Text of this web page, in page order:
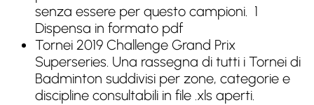
senza essere per questo campioni. 1
Dispensa in formato pdf
Tornei 2019 Challenge Grand Prix
Superseries. Una rassegna di tutti i Tornei di
Badminton suddivisi per zone, categorie e
discipline consultabili in file .xls aperti.